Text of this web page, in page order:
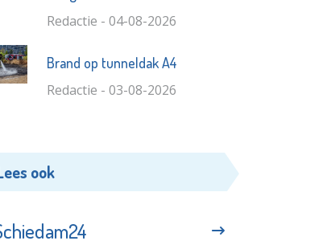
Redactie - 04-08-2026
Brand op tunneldak A4
Redactie - 03-08-2026
ook